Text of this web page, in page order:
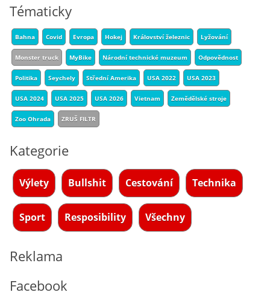
Tématicky
Bahna Covid Evropa Hokej Království železnic Lyžování
Monster truck MyBike Národní technické muzeum Odpovědnost
Politika Seychely Střední Amerika USA 2022 USA 2023
USA 2024 USA 2025 USA 2026 Vietnam Zemědělské stroje
Zoo Ohrada ZRUŠ FILTR
Kategorie
Výlety Bullshit Cestování Technika
Sport Resposibility Všechny
Reklama
Facebook